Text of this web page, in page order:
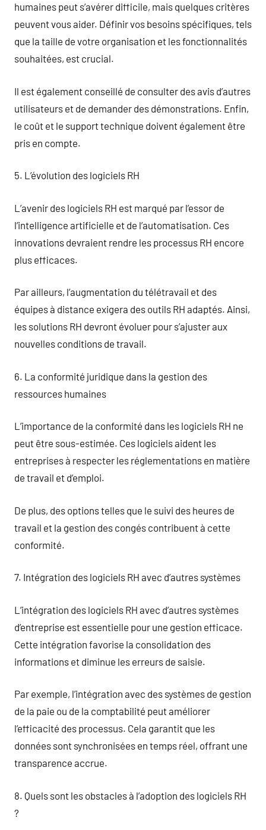
humaines peut s’avérer difficile, mais quelques critères
peuvent vous aider. Définir vos besoins spécifiques, tels
que la taille de votre organisation et les fonctionnalités
souhaitées, est crucial.
Il est également conseillé de consulter des avis d’autres
utilisateurs et de demander des démonstrations. Enfin,
le coût et le support technique doivent également être
pris en compte.
5. L’évolution des logiciels RH
L’avenir des logiciels RH est marqué par l’essor de
l’intelligence artificielle et de l’automatisation. Ces
innovations devraient rendre les processus RH encore
plus efficaces.
Par ailleurs, l’augmentation du télétravail et des
équipes à distance exigera des outils RH adaptés. Ainsi,
les solutions RH devront évoluer pour s’ajuster aux
nouvelles conditions de travail.
6. La conformité juridique dans la gestion des
ressources humaines
L’importance de la conformité dans les logiciels RH ne
peut être sous-estimée. Ces logiciels aident les
entreprises à respecter les réglementations en matière
de travail et d’emploi.
De plus, des options telles que le suivi des heures de
travail et la gestion des congés contribuent à cette
conformité.
7. Intégration des logiciels RH avec d’autres systèmes
L’intégration des logiciels RH avec d’autres systèmes
d’entreprise est essentielle pour une gestion efficace.
Cette intégration favorise la consolidation des
informations et diminue les erreurs de saisie.
Par exemple, l’intégration avec des systèmes de gestion
de la paie ou de la comptabilité peut améliorer
l’efficacité des processus. Cela garantit que les
données sont synchronisées en temps réel, offrant une
transparence accrue.
8. Quels sont les obstacles à l’adoption des logiciels RH
?